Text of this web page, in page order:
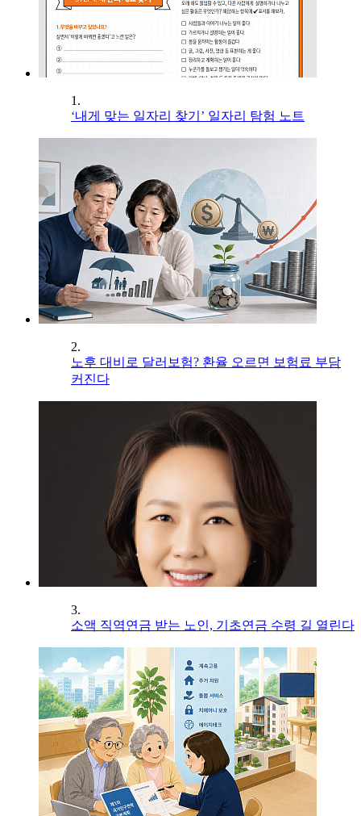
1.
‘내게 맞는 일자리 찾기’ 일자리 탐험 노트
2.
노후 대비로 달러보험? 환율 오르면 보험료 부담
커진다
3.
소액 직역연금 받는 노인, 기초연금 수령 길 열린다